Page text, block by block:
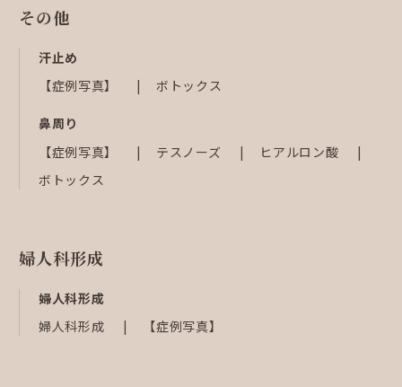
その他
汗止め
【症例写真】
ボトックス
鼻周り
【症例写真】
テスノーズ
ヒアルロン酸
ボトックス
婦人科形成
婦人科形成
婦人科形成
【症例写真】